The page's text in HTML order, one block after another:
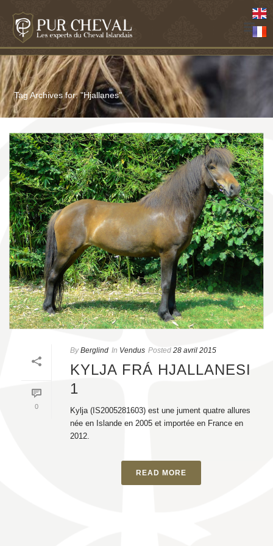
Tag Archives for: "Hjallanes"
0
By Berglind In Vendus Posted 28 avril 2015
KYLJA FRÁ HJALLANESI
1
Kylja (IS2005281603) est une jument quatre allures
née en Islande en 2005 et importée en France en
2012.
READ MORE